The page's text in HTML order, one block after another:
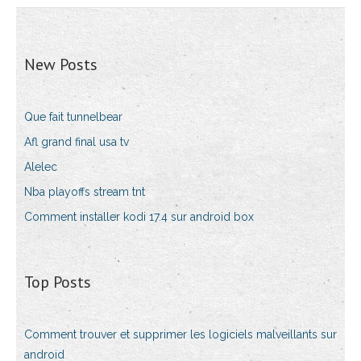
New Posts
Que fait tunnelbear
Afl grand final usa tv
Alelec
Nba playoffs stream tnt
Comment installer kodi 17.4 sur android box
Top Posts
Comment trouver et supprimer les logiciels malveillants sur
android